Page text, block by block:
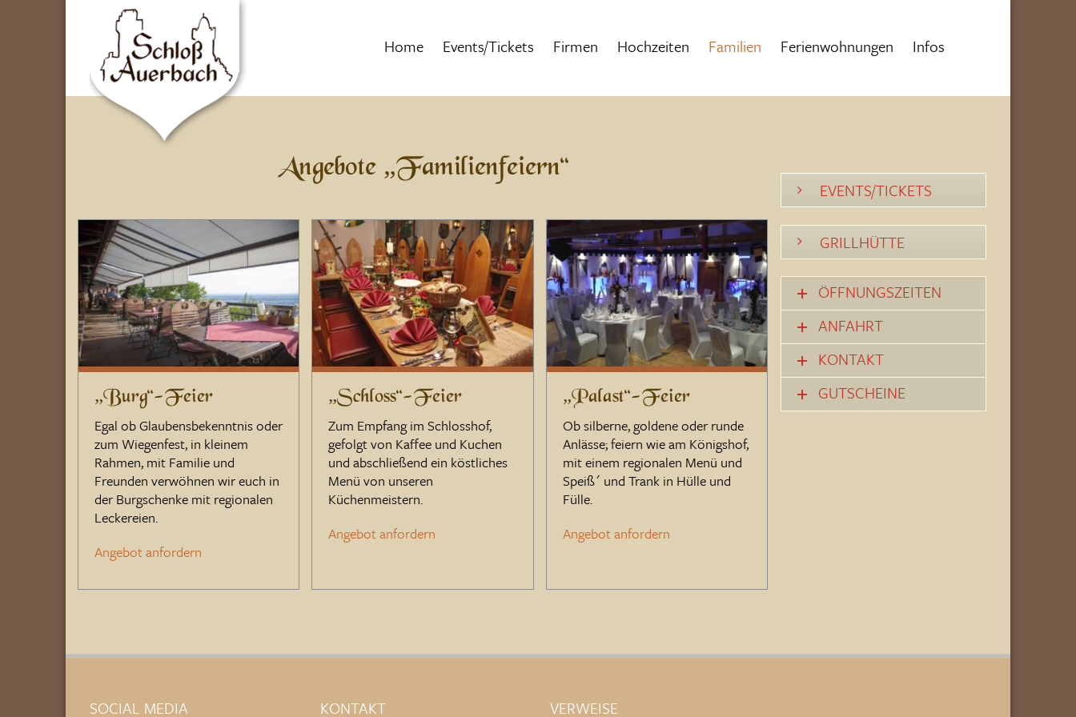
Home Events/Tickets Firmen Hochzeiten Familien Ferienwohnungen Infos
Angebote „Familienfeiern“
„Burg“-Feier
Egal ob Glaubensbekenntnis oder
zum Wiegenfest, in kleinem
Rahmen, mit Familie und
Freunden verwöhnen wir euch in
der Burgschenke mit regionalen
Leckereien.
Angebot anfordern
„Schloss“-Feier
Zum Empfang im Schlosshof,
gefolgt von Kaffee und Kuchen
und abschließend ein köstliches
Menü von unseren
Küchenmeistern.
Angebot anfordern
„Palast“-Feier
Ob silberne, goldene oder runde
Anlässe; feiern wie am Königshof,
mit einem regionalen Menü und
Speiß´ und Trank in Hülle und
Fülle.
Angebot anfordern
EVENTS/TICKETS
GRILLHÜTTE
ÖFFNUNGSZEITEN
ANFAHRT
KONTAKT
GUTSCHEINE
SOCIAL MEDIA KONTAKT VERWEISE